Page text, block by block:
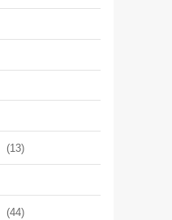
(13)
(44)